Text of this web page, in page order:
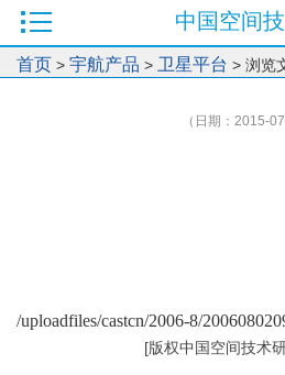
中国空间
首页 > 宇航产品 > 卫星平台 > 浏览
（日期：2015-
/uploadfiles/castcn/2006-8/
[版权中国空间技术